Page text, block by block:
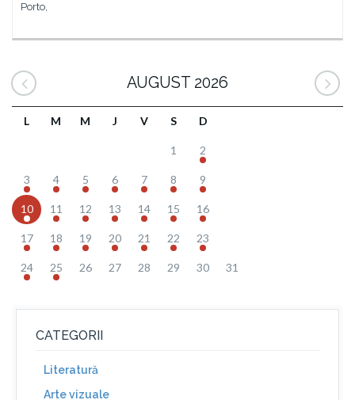
Porto,
AUGUST 2026
L M M J V S D
1 2
3 4 5 6 7 8 9
10 11 12 13 14 15 16
17 18 19 20 21 22 23
24 25 26 27 28 29 30 31
CATEGORII
Literatură
Arte vizuale